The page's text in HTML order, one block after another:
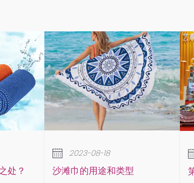
类型
2023-08-18